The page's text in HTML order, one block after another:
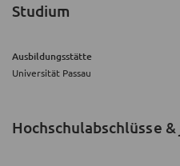
Studium
Ausbildungsstätte
Universität Passau
Hochschulabschlüsse